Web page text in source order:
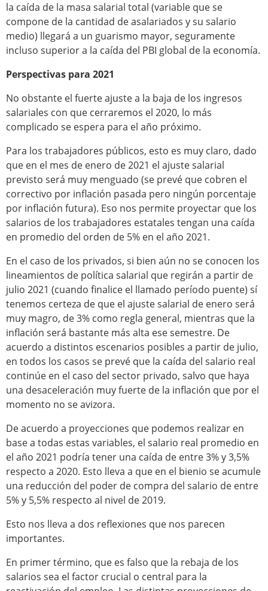
la caída de la masa salarial total (variable que se
compone de la cantidad de asalariados y su salario
medio) llegará a un guarismo mayor, seguramente
incluso superior a la caída del PBI global de la economía.
Perspectivas para 2021
No obstante el fuerte ajuste a la baja de los ingresos
salariales con que cerraremos el 2020, lo más
complicado se espera para el año próximo.
Para los trabajadores públicos, esto es muy claro, dado
que en el mes de enero de 2021 el ajuste salarial
previsto será muy menguado (se prevé que cobren el
correctivo por inflación pasada pero ningún porcentaje
por inflación futura). Eso nos permite proyectar que los
salarios de los trabajadores estatales tengan una caída
en promedio del orden de 5% en el año 2021.
En el caso de los privados, si bien aún no se conocen los
lineamientos de política salarial que regirán a partir de
julio 2021 (cuando finalice el llamado período puente) sí
tenemos certeza de que el ajuste salarial de enero será
muy magro, de 3% como regla general, mientras que la
inflación será bastante más alta ese semestre. De
acuerdo a distintos escenarios posibles a partir de julio,
en todos los casos se prevé que la caída del salario real
continúe en el caso del sector privado, salvo que haya
una desaceleración muy fuerte de la inflación que por el
momento no se avizora.
De acuerdo a proyecciones que podemos realizar en
base a todas estas variables, el salario real promedio en
el año 2021 podría tener una caída de entre 3% y 3,5%
respecto a 2020. Esto lleva a que en el bienio se acumule
una reducción del poder de compra del salario de entre
5% y 5,5% respecto al nivel de 2019.
Esto nos lleva a dos reflexiones que nos parecen
importantes.
En primer término, que es falso que la rebaja de los
salarios sea el factor crucial o central para la